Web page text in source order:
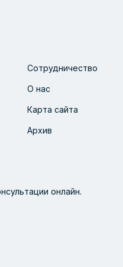
Сотрудничество
О нас
Карта сайта
Архив
онлайн.